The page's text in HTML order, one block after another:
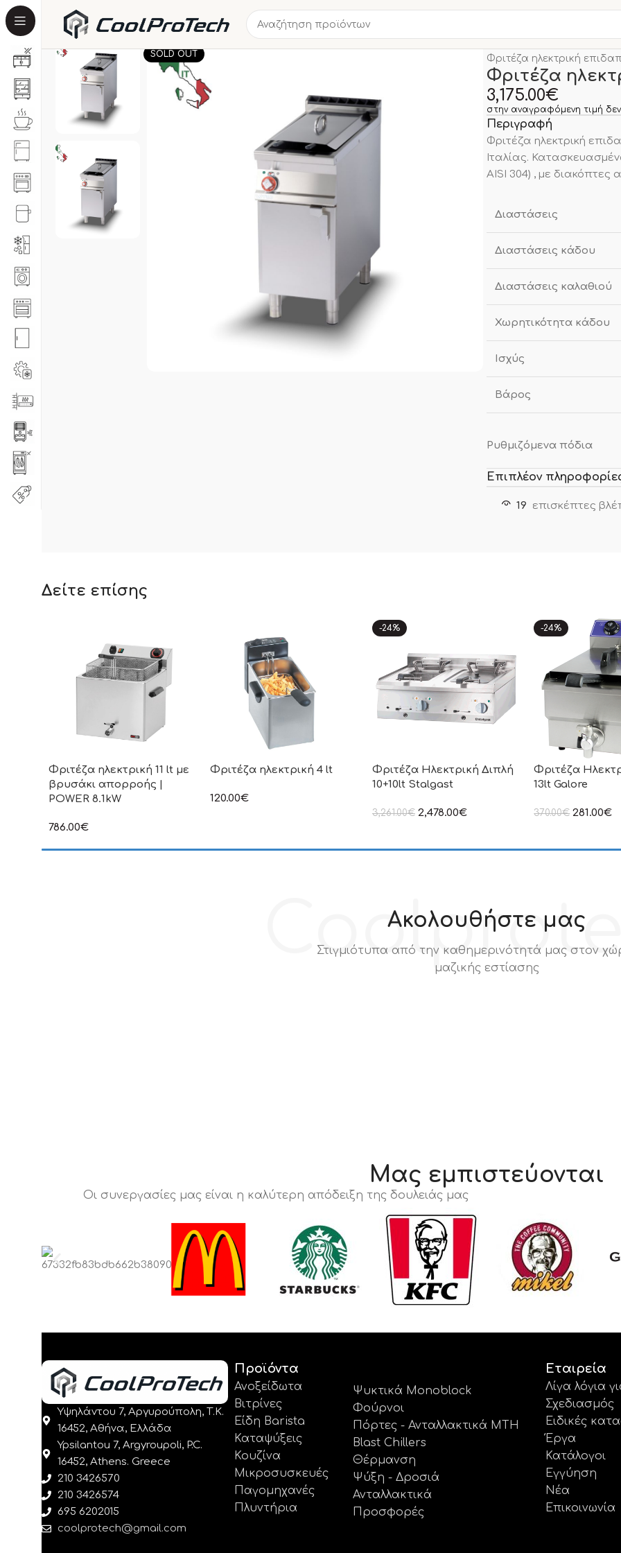
SOLD OUT
Φριτέζα ηλεκτρική
Φριτέζα
3,175.00€
στην αναγραφόμενη τιμή
Περιγραφή
Φριτέζα ηλεκτρική
Ιταλίας.
AISI 304) , με διακόπτες
Διαστάσεις
Διαστάσεις κάδου
Διαστάσεις καλαθιού
Χωρητικότητα κάδου
Ισχύς
Βάρος
Ρυθμιζόμενα πόδια
Επιπλέον
19 επισκέπτες
Δείτε επίσης
Φριτέζα ηλεκτρική 11 lt με
βρυσάκι απορροής |
POWER 8.1kW
786.00€
συμπεριλαμβάνεται Φ.Π.Α
Φριτέζα ηλεκτρική 4 lt
120.00€
-24%
Φριτέζα Ηλεκτρική Διπλή
10+10lt Stalgast
3,261.00€ 2,478.00€
-24%
Φριτέζα
13lt Galore
370.00€ 281.00€
Ακολουθήστε μας
Στιγμιότυπα από την καθημερινότητά μας στον
μαζικής εστίασης
Μας εμπιστεύονται
Οι συνεργασίες μας είναι η καλύτερη απόδειξη της δουλειάς μας
Υψηλάντου 7, Αργυρούπολη, Τ.Κ.
16452, Αθήνα, Ελλάδα
Ypsilantou 7, Argyroupoli, P.C.
16452, Athens. Greece
210 3426570
210 3426574
695 6202015
coolprotech@gmail.com
Προϊόντα
Ανοξείδωτα
Βιτρίνες
Είδη Barista
Καταψύξεις
Κουζίνα
Μικροσυσκευές
Παγομηχανές
Πλυντήρια
Ψυκτικά Monoblock
Φούρνοι
Πόρτες - Ανταλλακτικά MTH
Blast Chillers
Θέρμανση
Ψύξη - Δροσιά
Ανταλλακτικά
Προσφορές
Εταιρεία
Λίγα λόγια
Σχεδιασμός
Ειδικές
Έργα
Κατάλογοι
Εγγύηση
Νέα
Επικοινωνία